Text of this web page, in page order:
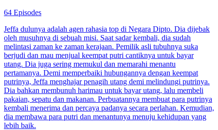
64 Episodes
Jeffa dulunya adalah agen rahasia top di Negara Dipto. Dia dijebak
oleh musuhnya di sebuah misi. Saat sadar kembali, dia sudah
melintasi zaman ke zaman kerajaan. Pemilik asli tubuhnya suka
berjudi dan mau menjual keempat putri cantiknya untuk bayar
utang. Dia juga sering memukul dan memarahi menantu
pertamanya. Demi memperbaiki hubungannya dengan keempat
putrinya, Jeffa menghajar penagih utang demi melindungi putrinya.
Dia bahkan membunuh harimau untuk bayar utang, lalu membeli
pakaian, sepatu dan makanan. Perbuatannya membuat para putrinya
kembali menerima dan percaya padanya secara perlahan. Kemudian,
dia membawa para putri dan menantunya menuju kehidupan yang
lebih baik.